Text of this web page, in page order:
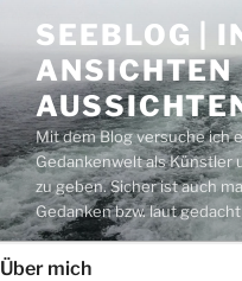
Inhalt
springen
SEEBLOG |
ANSICHTEN
Mit dem Blog versuche ich
Gedankenwelt als Künstler
zu geben. Sicher ist auch
Gedanken bzw. laut gedacht
Über mich